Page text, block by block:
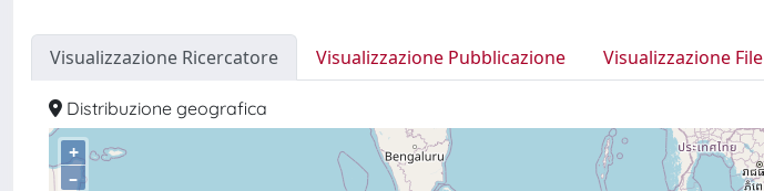
Visualizzazione Ricercatore Visualizzazione Pubblicazione Visualizzazione File
Distribuzione geografica
+
–